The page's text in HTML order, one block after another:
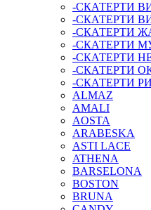
-СКАТЕРТИ
-СКАТЕРТИ
-СКАТЕРТИ
-СКАТЕРТИ
-СКАТЕРТИ
-СКАТЕРТИ
-СКАТЕРТИ
ALMAZ
AMALI
AOSTA
ARABESKA
ASTI LACE
ATHENA
BARSELONA
BOSTON
BRUNA